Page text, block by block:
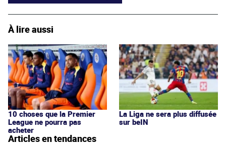
À lire aussi
10 choses que la Premier
League ne pourra pas
acheter
La Liga ne sera plus diffusée
sur beIN
Articles en tendances